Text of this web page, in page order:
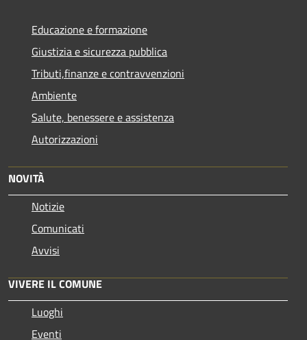
Educazione e formazione
Giustizia e sicurezza pubblica
Tributi,finanze e contravvenzioni
Ambiente
Salute, benessere e assistenza
Autorizzazioni
NOVITÀ
Notizie
Comunicati
Avvisi
VIVERE IL COMUNE
Luoghi
Eventi